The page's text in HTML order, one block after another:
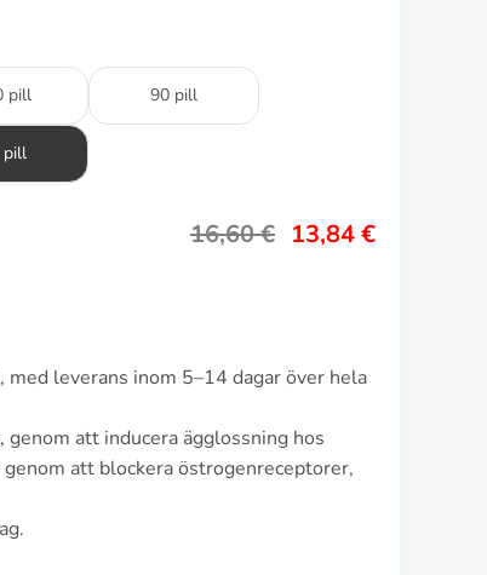
pill 90 pill
pill
16,60€ 13,84€
leverans inom 5–14 dagar över hela
att inducera ägglossning hos
att blockera östrogenreceptorer,